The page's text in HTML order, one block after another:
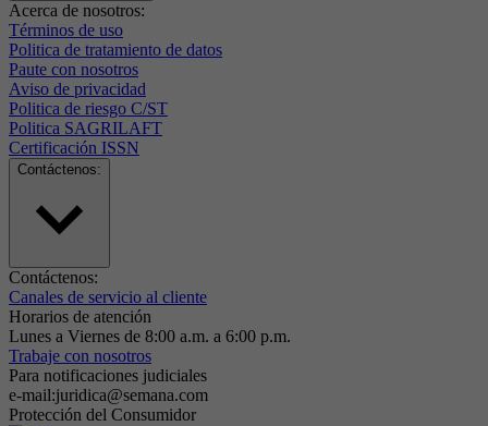
Acerca de nosotros:
Términos de uso
Politica de tratamiento de datos
Paute con nosotros
Aviso de privacidad
Politica de riesgo C/ST
Politica SAGRILAFT
Certificación ISSN
Contáctenos:
Contáctenos:
Canales de servicio al cliente
Horarios de atención
Lunes a Viernes de 8:00 a.m. a 6:00 p.m.
Trabaje con nosotros
Para notificaciones judiciales
e-mail:juridica@semana.com
Protección del Consumidor